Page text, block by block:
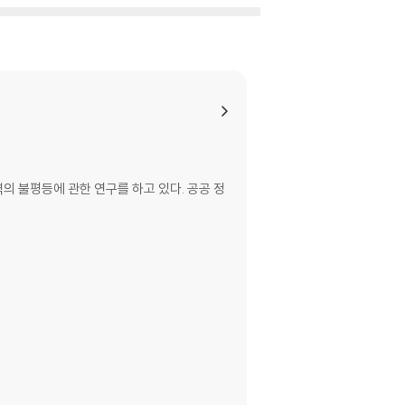
불평등에 관한 연구를 하고 있다. 공공 정